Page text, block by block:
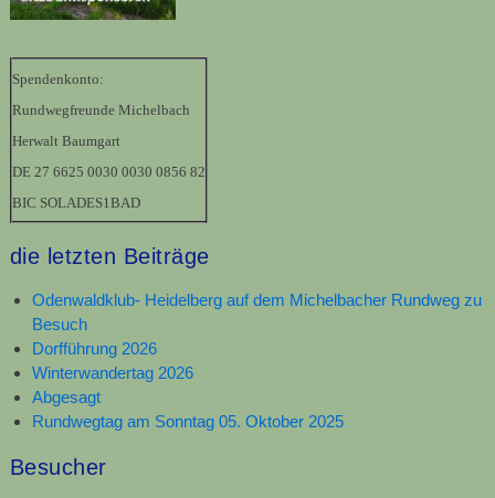
Spendenkonto:
Rundwegfreunde Michelbach
Herwalt Baumgart
DE 27 6625 0030 0030 0856 82
BIC SOLADES1BAD
die letzten Beiträge
Odenwaldklub- Heidelberg auf dem Michelbacher Rundweg zu
Besuch
Dorfführung 2026
Winterwandertag 2026
Abgesagt
Rundwegtag am Sonntag 05. Oktober 2025
Besucher